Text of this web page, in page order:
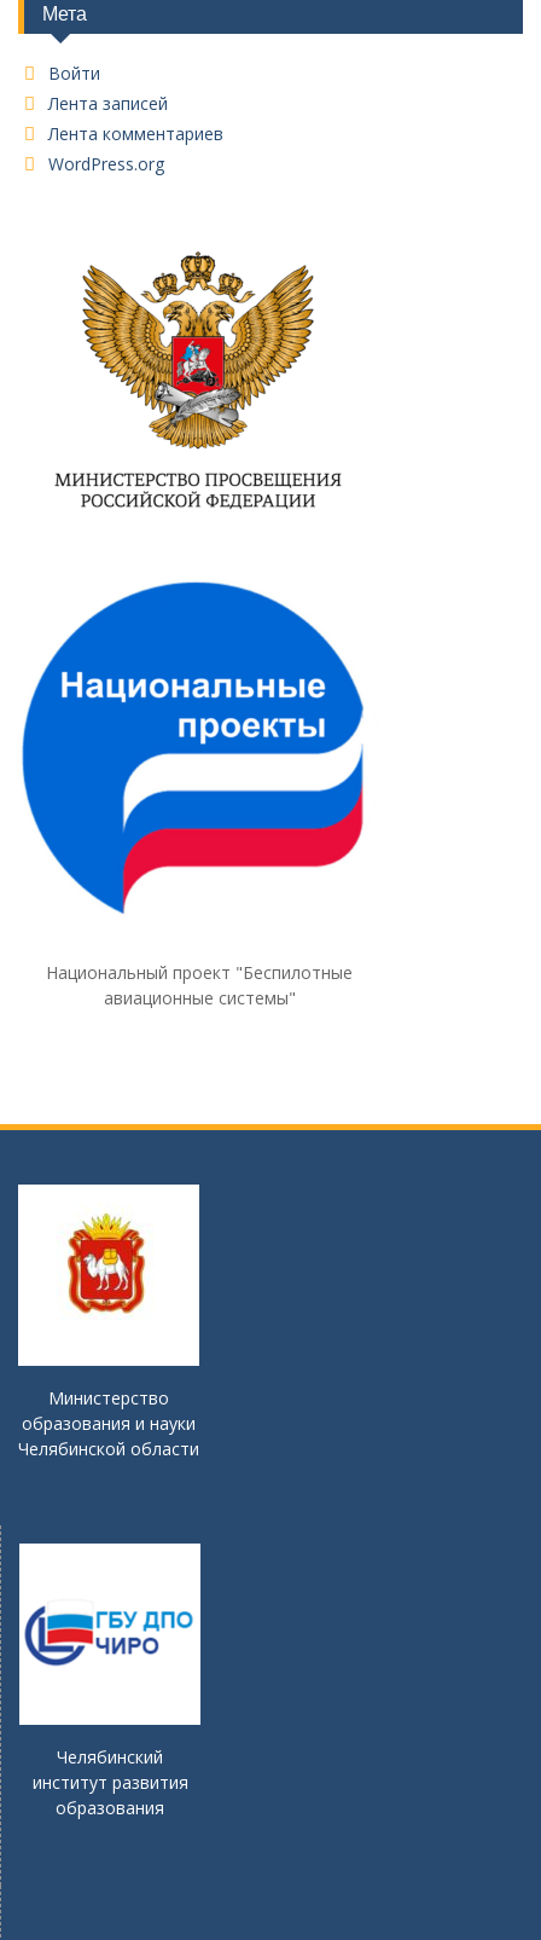
Мета
Войти
Лента записей
Лента комментариев
WordPress.org
Национальный проект "Беспилотные
авиационные системы"
Министерство
образования и науки
Челябинской области
Челябинский
институт развития
образования